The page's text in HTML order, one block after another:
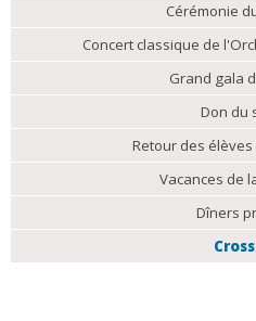
Cérémonie
Concert classique de
Grand gala
Don du
Retour des
Vacances de
Dîners
Cross